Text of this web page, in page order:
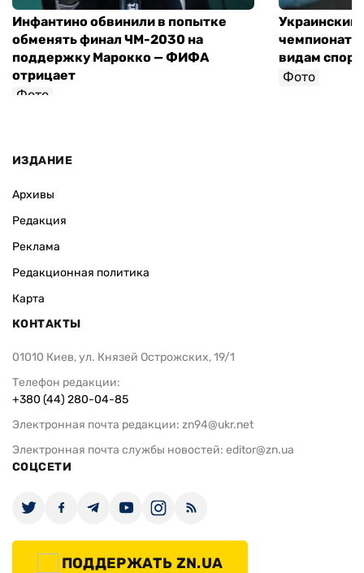
Инфантино обвинили в попытке
обменять финал ЧМ-2030 на
поддержку Марокко — ФИФА
отрицает
Фото
Украинский
чемпионат
видам
Фото
ИЗДАНИЕ
Архивы
Редакция
Реклама
Редакционная политика
Карта
КОНТАКТЫ
01010 Киев, ул. Князей Острожских, 19/1
Телефон редакции:
+380 (44) 280-04-85
Электронная почта редакции: zn94@ukr.net
Электронная почта службы новостей: editor@zn.ua
СОЦСЕТИ
ПОДДЕРЖАТЬ ZN.UA